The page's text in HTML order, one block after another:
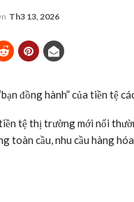
Th3 13, 2026
đồng hành” của tiền tệ
tệ thị trường mới nổi
toàn cầu, nhu cầu hàng